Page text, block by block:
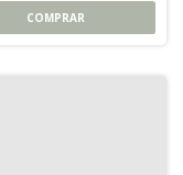
COMPRAR